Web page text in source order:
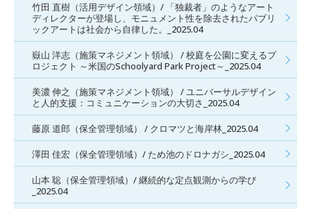
竹田 直樹（活用デザイン領域）/ 「独裁者」のようなアート
ディレクターが登場し、モニュメント性を除去されたパブリ
ックアートは社会から自律した。_2025.04
嶽山 洋志（施策マネジメント領域） / 校庭を公園に変えるプ
ロジェクト ～米国のSchoolyard Park Project～_2025.04
美濃 伸之（施策マネジメント領域） / ユニバーサルデザイン
と人的支援：コミュニケーションの大切さ_2025.04
藤原 道郎（保全管理領域） / クロマツと海岸林_2025.04
澤田 佳宏（保全管理領域）/ ため池のドロナガシ_2025.04
山本 聡（保全管理領域）/ 継続的な定点観測からの学び
_2025.04